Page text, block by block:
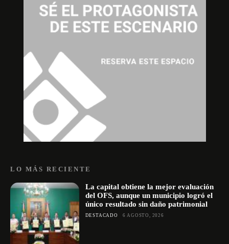
LO MÁS RECIENTE
La capital obtiene la mejor evaluación
del OFS, aunque un municipio logró el
único resultado sin daño patrimonial
DESTACADO 6 AGOSTO, 2026